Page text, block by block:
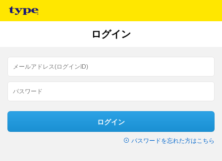
ログイン
ログイン
パスワードを忘れた方はこちら